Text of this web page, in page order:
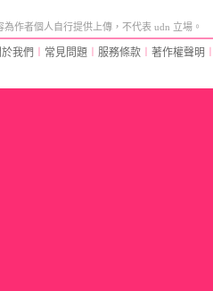
作者個人自行提供上傳，不代表 udn 立場。
於我們 常見問題 服務條款 著作權聲明